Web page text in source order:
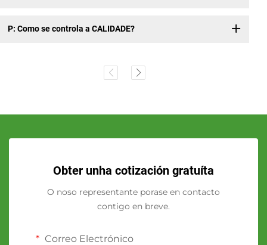
P: Como se controla a CALIDADE?
Obter unha cotización gratuíta
O noso representante porase en contacto
contigo en breve.
Correo Electrónico